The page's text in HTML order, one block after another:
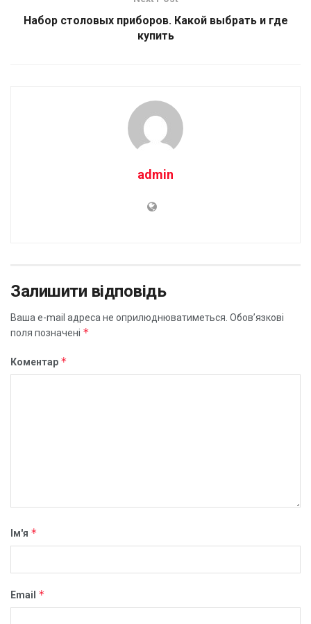
Набор столовых приборов. Какой выбрать и где
купить
admin
Залишити відповідь
Ваша e-mail адреса не оприлюднюватиметься. Обов’язкові
поля позначені *
Коментар *
Ім'я *
Email *